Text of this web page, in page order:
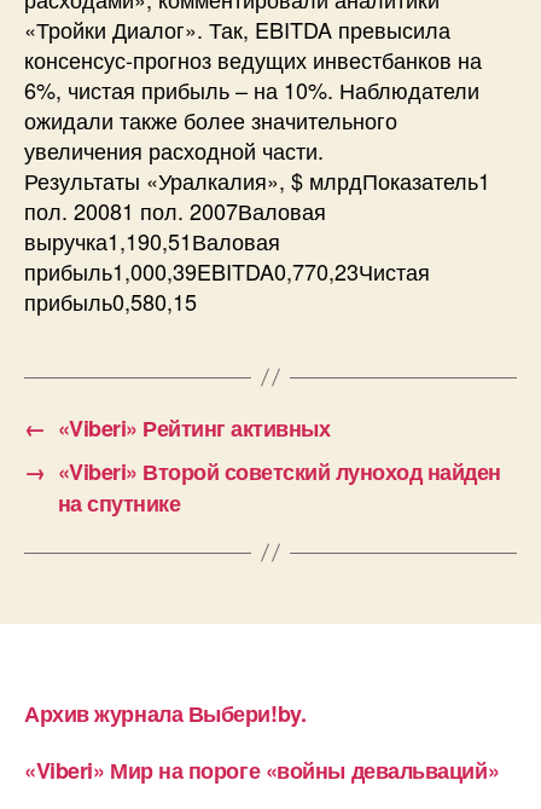
«Тройки Диалог». Так, EBITDA превысила
консенсус-прогноз ведущих инвестбанков на
6%, чистая прибыль – на 10%. Наблюдатели
ожидали также более значительного
увеличения расходной части.
Результаты «Уралкалия», $ млрдПоказатель1
пол. 20081 пол. 2007Валовая
выручка1,190,51Валовая
прибыль1,000,39EBITDA0,770,23Чистая
прибыль0,580,15
← «Viberi» Рейтинг активных
→ «Viberi» Второй советский луноход найден
на спутнике
Архив журнала Выбери!by.
«Viberi» Мир на пороге «войны девальваций»